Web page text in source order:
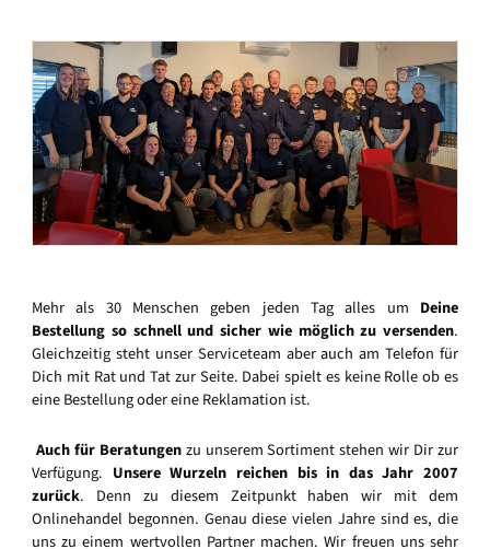
Mehr als 30 Menschen geben jeden Tag alles um Deine
Bestellung so schnell und sicher wie möglich zu versenden.
Gleichzeitig steht unser Serviceteam aber auch am Telefon für
Dich mit Rat und Tat zur Seite. Dabei spielt es keine Rolle ob es
eine Bestellung oder eine Reklamation ist.
Auch für Beratungenzu unserem Sortiment stehen wir Dir zur
Verfügung. Unsere Wurzeln reichen bis in das Jahr 2007
zurück. Denn zu diesem Zeitpunkt haben wir mit dem
Onlinehandel begonnen. Genau diese vielen Jahre sind es, die
uns zu einem wertvollen Partner machen. Wir freuen uns sehr